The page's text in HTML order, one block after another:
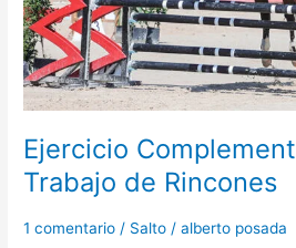
Ejercicio
Trabajo de Rincones
1 comentario / Salto /alberto posada